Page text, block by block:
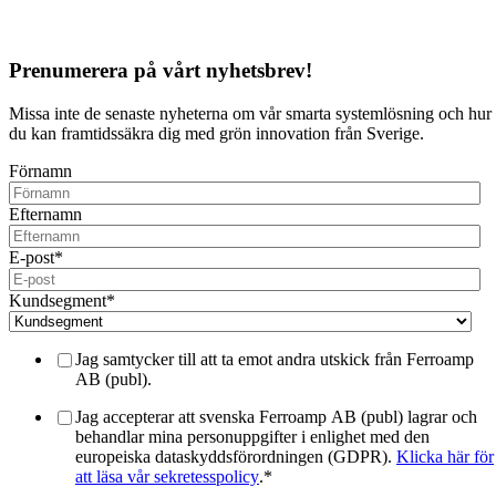
Prenumerera på vårt nyhetsbrev!
Missa inte de senaste nyheterna om vår smarta systemlösning och hur
du kan framtidssäkra dig med grön innovation från Sverige.
Förnamn
Efternamn
E-post*
Kundsegment*
Jag samtycker till att ta emot andra utskick från Ferroamp
AB (publ).
Jag accepterar att svenska Ferroamp AB (publ) lagrar och
behandlar mina personuppgifter i enlighet med den
europeiska dataskyddsförordningen (GDPR). Klicka här för
att läsa vår sekretesspolicy.*